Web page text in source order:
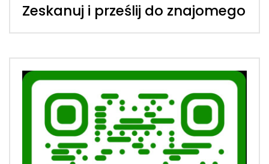
Zeskanuj i prześlij do znajomego